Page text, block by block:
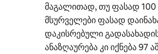
მაგალითად, თუ ფასად
მსურველები ფასად
დაკისრებული
ანაზღაურება კი იქნება